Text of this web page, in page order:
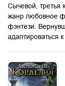
Сычевой, третья
жанр любовное
фэнтези.
адаптироваться